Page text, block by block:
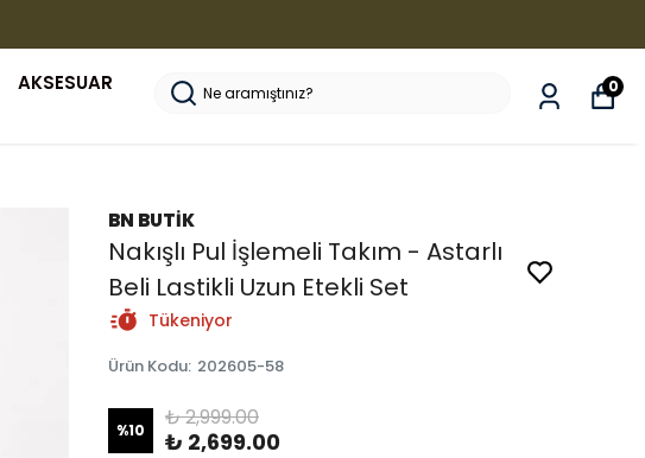
AKSESUAR 0
BN BUTİK
Nakışlı Pul İşlemeli Takım - Astarlı
Beli Lastikli Uzun Etekli Set
Tükeniyor
Ürün Kodu: 202605-58
%10 ₺ 2,999.00
₺ 2,699.00